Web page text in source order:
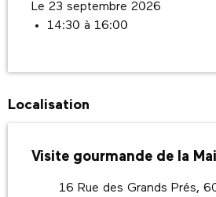
Le 23 septembre 2026
14:30 à 16:00
Localisation
Visite gourmande de la
16 Rue des Grands Prés,